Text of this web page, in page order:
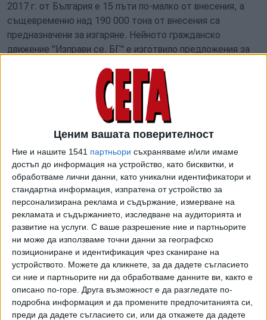
Ценим вашата поверителност
Ние и нашите 1541 партньори съхраняваме и/или имаме
достъп до информация на устройство, като бисквитки, и
обработваме лични данни, като уникални идентификатори и
стандартна информация, изпратена от устройство за
персонализирана реклама и съдържание, измерване на
рекламата и съдържанието, изследване на аудиторията и
развитие на услуги. С ваше разрешение ние и партньорите
ни може да използваме точни данни за географско
позициониране и идентификация чрез сканиране на
устройството. Можете да кликнете, за да дадете съгласието
си ние и партньорите ни да обработваме данните ви, както е
описано по-горе. Друга възможност е да разгледате по-
подробна информация и да промените предпочитанията си,
преди да дадете съгласието си, или да откажете да дадете
2017 г. от България е 15 пъти по-малко от внесения, а
същевременно над 190 000 тона от внесения са
предназначени за изгаряне. Нейното гражданско
движение "Изправи се. БГ" е изготвило предложения за
е изискването площадките за съхраняване на отпадъци
да са разположени в териториите на инсталациите и
централите, които ще ги оползотворяват, за да няма
площадки за боклук из цялата страна.
занимават с внос, транспортиране и съхранение
на боклук, коментира Манолова."Законът за управление
на отпадъците е един от малкото закони, които допускат
принципа на мълчаливото съгласие - достатъчно е да
подадеш документи и да поискаш да извършваш някоя
от дейностите, свързани с третиране на отпадъци. Ако
нямаш произнасяне в срок - да се приеме, че всичко ти
е разрешено. Ако искаш да отвориш малко магазинче
или фризьорски салон, се изисква изрично съгласие".
Манолова иска и да се въведе изискване за
съгласувателна процедура с кметовете, когато до